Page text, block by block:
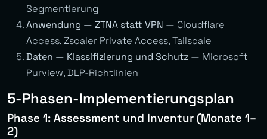
Segmentierung
Anwendung — ZTNA statt VPN — Cloudflare
Access, Zscaler Private Access, Tailscale
Daten — Klassifizierung und Schutz — Microsoft
Purview, DLP-Richtlinien
5-Phasen-Implementierungsplan
Phase 1: Assessment und Inventur (Monate 1–
2)